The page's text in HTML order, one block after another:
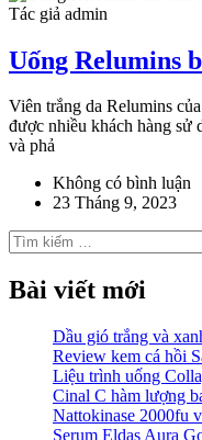
Tác giả admin
Uống Relumins
Viên trắng da Relumins
được nhiều khách hàng sử
và phả
Không có bình luận
23 Tháng 9, 2023
Tìm
kiếm
cho:
Bài viết mới
Dầu gió trắng và
Review kem cá hồi
Liệu trình uống
Cinal C hàm lượng
Nattokinase 2000fu
Serum Eldas Aura